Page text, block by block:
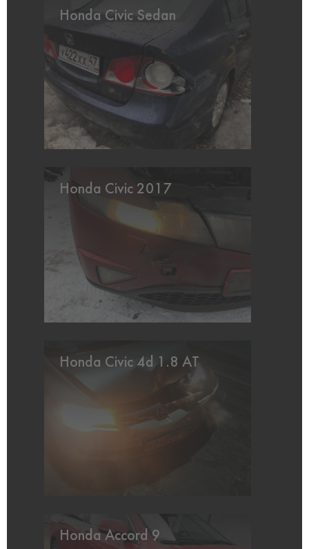
Honda Civic Sedan
Honda Civic 2017
Honda Civic 4d 1.8 AT
Honda Accord 9